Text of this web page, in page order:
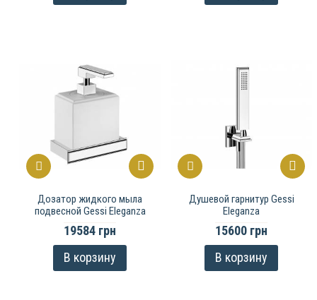
Дозатор жидкого мыла
подвесной Gessi Eleganza
19584 грн
В корзину
Душевой гарнитур Gessi
Eleganza
15600 грн
В корзину